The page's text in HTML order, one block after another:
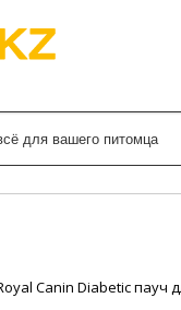
Canin Diabetic пауч